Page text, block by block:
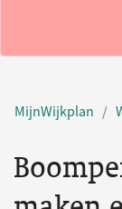
MijnWijkplan